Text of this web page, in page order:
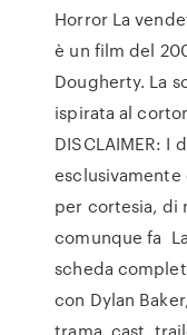
Horror La
è un film del
Dougherty. La
ispirata al
DISCLAIMER: I
per cortesia, di
comunque fa
scheda
con Dylan
trama, cast,